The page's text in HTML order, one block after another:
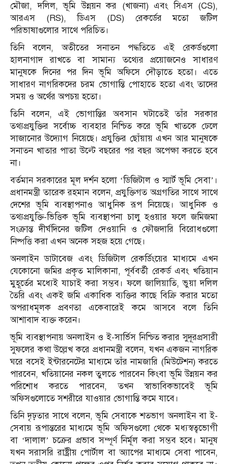
মৌজা, দলিল, ভূমি উন্নয়ন কর (খাজনা) এবং সিএস (CS),
আরএস (RS), ডিএস (DS) রেকর্ডের মতো জটিল
পরিভাষাগুলোর সাথে পরিচিত।
তিনি বলেন, অতীতের সনাতন পদ্ধতিতে এই রেকর্ডগুলো
হালনাগাদ রাখতে বা সামান্য তথ্যের প্রয়োজনেও সাধারণ
মানুষকে দিনের পর দিন ভূমি অফিসে দৌড়াতে হতো। এতে
সাধারণ নাগরিকদের চরম ভোগান্তি পোহাতে হতো এবং তাদের
সময় ও অর্থের অপচয় হতো।
তিনি বলেন, এই ভোগান্তির অবসান ঘটাতেই তাঁর সরকার
তথ্যপ্রযুক্তির সর্বোচ্চ ব্যবহার নিশ্চিত করে ভূমি খাতকে ঢেলে
সাজানোর উদ্যোগ নিয়েছে। প্রযুক্তির ছোঁয়ায় এখন আর মানুষকে
সনাতন খাতার পাতা উল্টে বছরের পর বছর অপেক্ষা করতে হবে
না।
বর্তমান সরকারের মূল দর্শন হলো ‘ডিজিটাল ও স্মার্ট ভূমি সেবা’।
প্রধানমন্ত্রী তারেক রহমান বলেন, প্রযুক্তিগত অগ্রগতির সাথে সাথে
দেশের ভূমি ব্যবস্থাপনাও আধুনিক রূপ নিয়েছে। আধুনিক ও
তথ্যপ্রযুক্তি-ভিত্তিক ভূমি ব্যবস্থাপনা চালু হওয়ার ফলে জমিজমা
সংক্রান্ত দীর্ঘদিনের জটিল দেওয়ানি ও ফৌজদারি বিরোধগুলো
নিষ্পত্তি করা এখন অনেক সহজ হয়ে গেছে।
অনলাইন ডাটাবেজ এবং ডিজিটাল রেকর্ডিংয়ের মাধ্যমে এখন
যেকোনো জমির প্রকৃত মালিকানা, পূর্ববর্তী রেকর্ড এবং খতিয়ান
মুহূর্তের মধ্যেই যাচাই করা সম্ভব। ফলে জালিয়াতি, ভুয়া দলিল
তৈরি এবং একই জমি একাধিক ব্যক্তির কাছে বিক্রি করার মতো
অপরাধমূলক প্রবণতা একেবারেই কমে আসবে বলে তিনি
আশাবাদ ব্যক্ত করেন।
ভূমি ব্যবস্থাপনায় অনলাইন ও ই-সার্ভিস নিশ্চিত করার সুদূরপ্রসারী
সুফলের কথা উল্লেখ করে প্রধানমন্ত্রী বলেন, যখন একজন নাগরিক
ঘরে বসেই ইন্টারনেটের মাধ্যমে তাঁর নামজারি (মিউটেশন) করতে
পারবেন, খতিয়ানের নকল তুলতে পারবেন কিংবা ভূমি উন্নয়ন কর
পরিশোধ করতে পারবেন, তখন স্বাভাবিকভাবেই ভূমি
অফিসগুলোতে সশরীরে যাওয়ার ভোগান্তি কমে যাবে।
তিনি দৃঢ়তার সাথে বলেন, ভূমি সেবাকে শতভাগ অনলাইন বা ই-
সেবায় রূপান্তরের মাধ্যমে ভূমি অফিসগুলো থেকে মধ্যস্বত্বভোগী
বা ‘দালাল’ চক্রের প্রভাব সম্পূর্ণ নির্মূল করা সম্ভব হবে। মানুষ
যখন সরাসরি রাষ্ট্রীয় পোর্টাল বা অ্যাপের মাধ্যমে সেবা পাবেন,